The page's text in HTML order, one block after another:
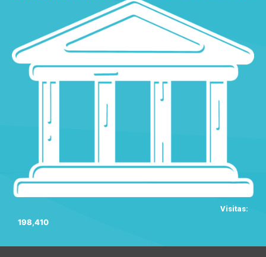
Visitas:
198,410